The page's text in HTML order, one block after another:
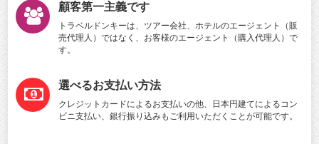
顧客第一主義です
トラベルドンキーは、ツアー会社、ホテルのエージェント（販
売代理人）ではなく、お客様のエージェント（購入代理人）で
す。
選べるお支払い方法
クレジットカードによるお支払いの他、日本円建てによるコン
ビニ支払い、銀行振り込みもご利用いただくことが可能です。